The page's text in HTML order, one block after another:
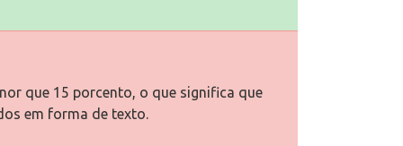
que 15 porcento, o que significa que
em forma de texto.